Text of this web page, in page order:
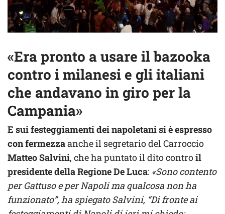
«Era pronto a usare il bazooka
contro i milanesi e gli italiani
che andavano in giro per la
Campania»
E sui festeggiamenti dei napoletani si è espresso
con fermezzaanche il segretario del Carroccio
Matteo Salvini, che ha puntato il dito controil
presidente della Regione De Luca: «Sono contento
per Gattuso e per Napoli ma qualcosa non ha
funzionato”, ha spiegato Salvini, “Di fronte ai